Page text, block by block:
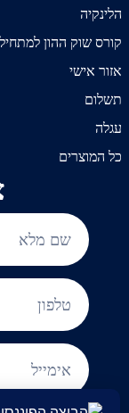
הלינקיה
קורס שוק ההון
אזור אישי
תשלום
עגלה
כל המוצרים